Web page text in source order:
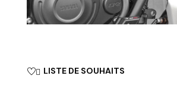
 LISTE DE SOUHAITS